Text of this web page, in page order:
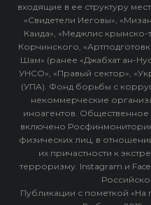
входящие в ее структуру
«Свидетели Иеговы»,
Каида», «Меджлис крымско-
Корчинского,
Шам» (ранее «Джабхат ан-
УНСО», «Правый сектор»,
(УПА). Фонд борьбы с
некоммерческие
иноагентов.
включено
физических лиц, в
их причастности к
терроризму. Instagram и
Публикации с пометкой «На